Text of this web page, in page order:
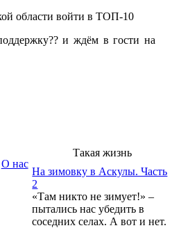
области войти в ТОП-10
и ждём в гости на
Такая жизнь
На зимовку в Аскулы. Часть
2
«Там никто не зимует!» –
пытались нас убедить в
соседних селах. А вот и нет.
О нас